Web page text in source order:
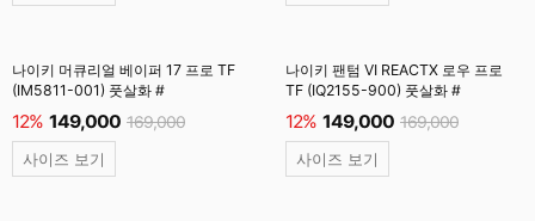
나이키 머큐리얼 베이퍼 17 프로 TF
(IM5811-001) 풋살화 #
12% 149,000 169,000
사이즈 보기
나이키 팬텀 VI REACTX 로우 프로
TF (IQ2155-900) 풋살화 #
12% 149,000 169,000
사이즈 보기